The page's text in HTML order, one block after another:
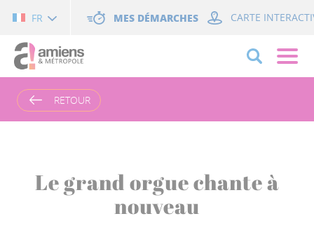
FR MES DÉMARCHES CARTE
RETOUR
Le grand orgue chante à
nouveau